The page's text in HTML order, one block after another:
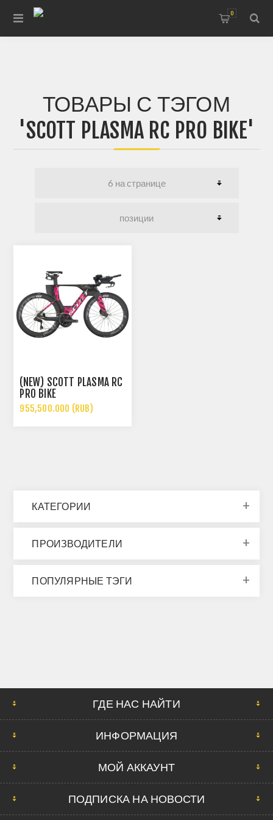
0
ТОВАРЫ С ТЭГОМ
'SCOTT PLASMA RC PRO BIKE'
(NEW) SCOTT PLASMA RC
PRO BIKE
955,500.000 (RUB)
КАТЕГОРИИ
ПРОИЗВОДИТЕЛИ
ПОПУЛЯРНЫЕ ТЭГИ
ГДЕ НАС НАЙТИ
ИНФОРМАЦИЯ
МОЙ АККАУНТ
ПОДПИСКА НА НОВОСТИ